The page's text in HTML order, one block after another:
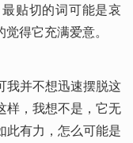
贴切的词可能是哀
得它充满爱意。
我并不想迅速摆脱这
样，我想不是，它无
此有力，怎么可能是